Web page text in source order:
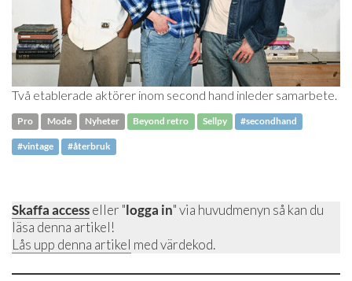
Två etablerade aktörer inom second hand inleder samarbete.
Pro Mode Nyheter Beyond retro Sellpy #secondhand
#vintage #återbruk
Skaffa accesseller "logga in" via huvudmenyn så kan du
läsa denna artikel!
Lås upp denna artikel med värdekod.